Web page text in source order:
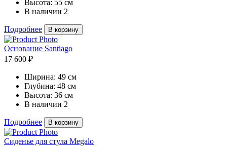
Высота: 55 см
В наличии 2
Подробнее В корзину
Основание Santiago
17 600 ₽
Ширина: 49 см
Глубина: 48 см
Высота: 36 см
В наличии 2
Подробнее В корзину
Сиденье для стула Megalo